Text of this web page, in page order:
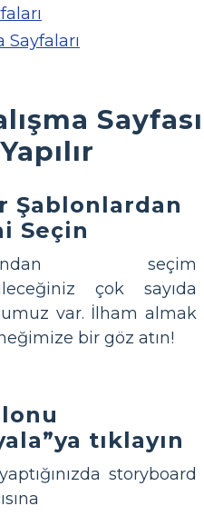
Sayfaları
Sayfası
Şablonlardan
Seçin
seçim
çok sayıda
var. İlham almak
bir göz atın!
tıklayın
storyboard